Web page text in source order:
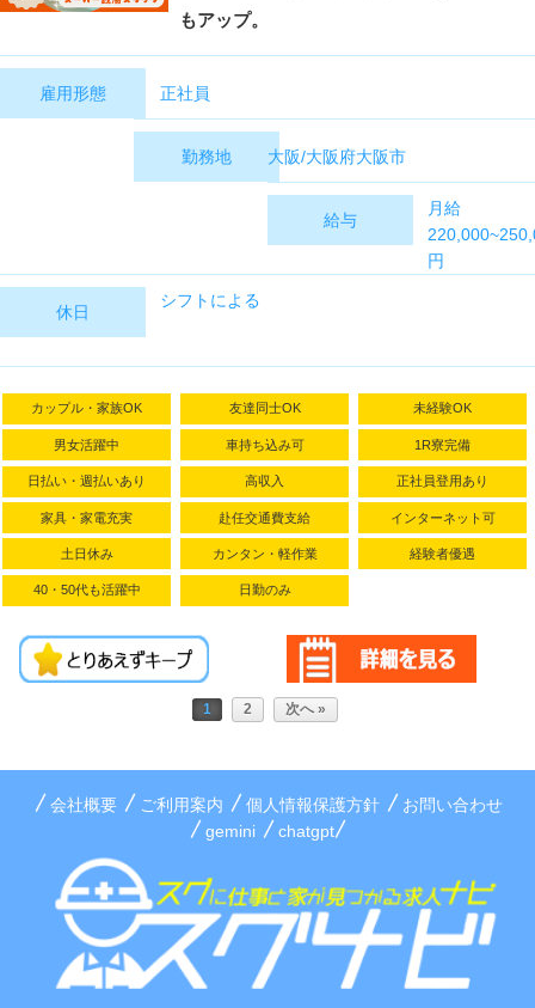
もアップ。
雇用形態 正社員
勤務地 大阪/大阪府大阪市
給与
月給
円
【年収例】
348万円／入
社5年目（月
給270,000円
＋賞与）
322万円／入
社3年目（月
給250,000円
＋賞与）
休日
シフトによる
カップル・家族OK 友達同士OK 未経験OK
男女活躍中 車持ち込み可 1R寮完備
日払い・週払いあり 高収入 正社員登用あり
家具・家電充実 赴任交通費支給 インターネット可
土日休み カンタン・軽作業 経験者優遇
40・50代も活躍中 日勤のみ
1 2 次へ »
会社概要 ご利用案内 個人情報保護方針
お問い合わせ
gemini
chatgpt